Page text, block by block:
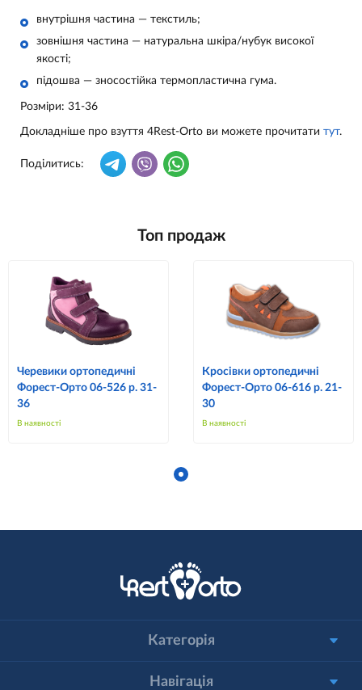
внутрішня частина — текстиль;
зовнішня частина — натуральна шкіра/нубук високої
якості;
підошва — зносостійка термопластична гума.
Розміри: 31-36
Докладніше про взуття 4Rest-Orto ви можете прочитати тут.
Поділитись:
Топ продаж
Черевики ортопедичні
Форест-Орто 06-526 р. 31-
36
В наявності
Кросівки ортопедичні
Форест-Орто 06-616 р. 21-
30
В наявності
Категорія
Навігація